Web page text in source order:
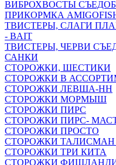
ВИБРОХВОСТЫ
ПРИКОРМКА
ТВИСТЕРЫ, СЛАГИ
- BAIT
ТВИСТЕРЫ, ЧЕРВИ
САНКИ
СТОРОЖКИ, ШЕСТИКИ
СТОРОЖКИ В
СТОРОЖКИ ЛЕВША-НН
СТОРОЖКИ МОРМЫШ
СТОРОЖКИ ПИРС
СТОРОЖКИ ПИРС-
СТОРОЖКИ ПРОСТО
СТОРОЖКИ ТАЛИСМАН
СТОРОЖКИ ТРИ КИТА
СТОРОЖКИ